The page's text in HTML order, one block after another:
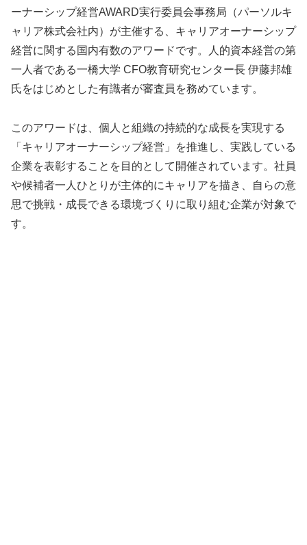
ーナーシップ経営AWARD実行委員会事務局（パーソルキ
ャリア株式会社内）が主催する、キャリアオーナーシップ
経営に関する国内有数のアワードです。人的資本経営の第
一人者である一橋大学 CFO教育研究センター長 伊藤邦雄
氏をはじめとした有識者が審査員を務めています。
このアワードは、個人と組織の持続的な成長を実現する
「キャリアオーナーシップ経営」を推進し、実践している
企業を表彰することを目的として開催されています。社員
や候補者一人ひとりが主体的にキャリアを描き、自らの意
思で挑戦・成長できる環境づくりに取り組む企業が対象で
す。